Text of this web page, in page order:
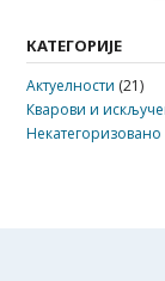
КАТЕГОРИЈЕ
Актуелности (21)
Кварови и
Некатегоризовано